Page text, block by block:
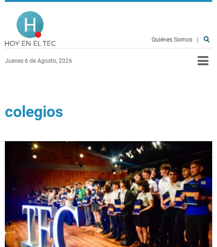
Pasar al contenido principal
Jueves 6 de Agosto, 2026
Quiénes Somos
colegios